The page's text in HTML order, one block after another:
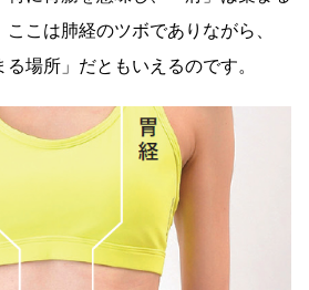
こは肺経のツボでありながら、
る場所」だともいえるのです。